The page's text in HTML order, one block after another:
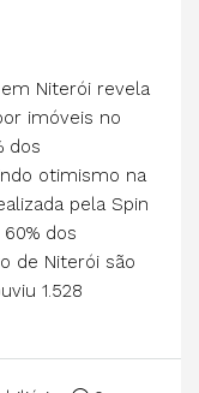
Niterói revela
imóveis no
dos
otimismo na
pela Spin
dos
de Niterói são
1.528